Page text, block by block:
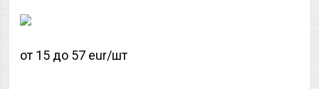
от 15 до 57 eur/шт